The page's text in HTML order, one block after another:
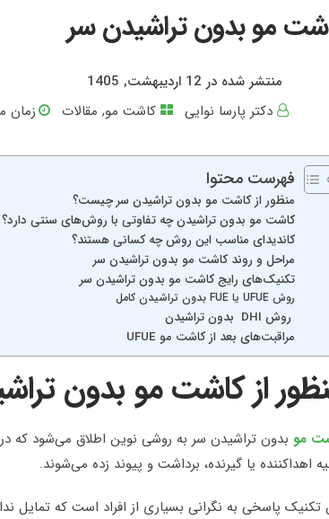
مو بدون تراشیدن سر
منتشر شده در 12 اردیبهشت, 1405
دکتر پارسا نوایی
کاشت مو, مقالات زمان
فهرست محتوا
منظور از کاشت مو بدون تراشیدن سر چیست؟
کاشت مو بدون تراشیدن چه تفاوتی با روش‌های سنتی دارد؟
کاندیدای مناسب این روش چه کسانی هستند؟
مراحل و روند کاشت مو بدون تراشیدن سر
تکنیک‌های رایج کاشت مو بدون تراشیدن سر
روش UFUE یا FUE بدون تراشیدن کامل
روش DHI بدون تراشیدن
مراقبت‌های بعد از کاشت مو UFUE
از کاشت مو بدون
مو بدون تراشیدن سر به روشی نوین اطلاق می‌شود که
اهداکننده یا گیرنده، برداشت و پیوند زده می‌شوند.
تکنیک پاسخی به نگرانی بسیاری از افراد است که تمایل